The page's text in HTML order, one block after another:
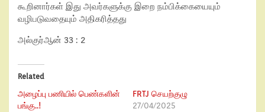
கூறினார்கள் இது அவர்களுக்கு இறை நம்பிக்கையையும்
வழிபடுவதையும் அதிகரித்தது
அல்குர்ஆன் 33 : 2
Related
அழைப்பு பணியில் பெண்களின்
பங்கு..!
FRTJ செயற்குழு
27/04/2025